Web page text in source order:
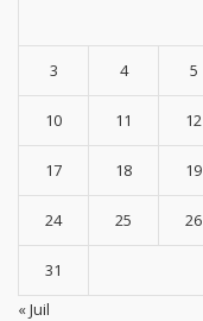
3 4 5
10 11 12
17 18 19
24 25 26
31
« Juil